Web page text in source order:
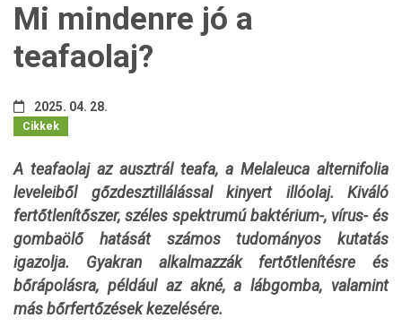
Mi mindenre jó a
teafaolaj?
2025. 04. 28.
Cikkek
A teafaolaj az ausztrál teafa, a Melaleuca alternifolia
leveleiből gőzdesztillálással kinyert illóolaj. Kiváló
fertőtlenítőszer, széles spektrumú baktérium-, vírus- és
gombaölő hatását számos tudományos kutatás
igazolja. Gyakran alkalmazzák fertőtlenítésre és
bőrápolásra, például az akné, a lábgomba, valamint
más bőrfertőzések kezelésére.